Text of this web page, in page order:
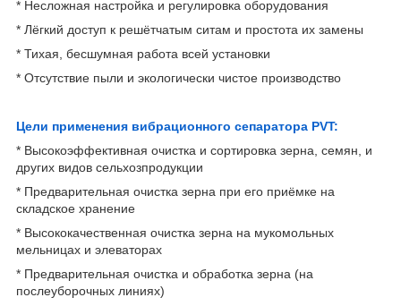
* Несложная настройка и регулировка оборудования
* Лёгкий доступ к решётчатым ситам и простота их замены
* Тихая, бесшумная работа всей установки
* Отсутствие пыли и экологически чистое производство
Цели применения вибрационного сепаратора PVT:
* Высокоэффективная очистка и сортировка зерна, семян, и
других видов сельхозпродукции
* Предварительная очистка зерна при его приёмке на
складское хранение
* Высококачественная очистка зерна на мукомольных
мельницах и элеваторах
* Предварительная очистка и обработка зерна (на
послеуборочных линиях)